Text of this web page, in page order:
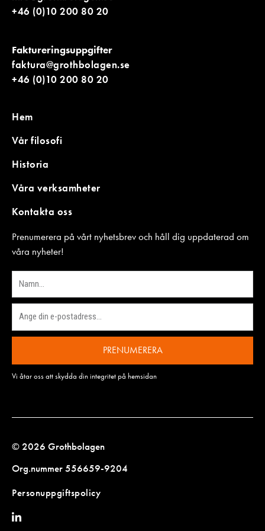
+46 (0)10 200 80 20
Faktureringsuppgifter
faktura@grothbolagen.se
+46 (0)10 200 80 20
Hem
Vår filosofi
Historia
Våra verksamheter
Kontakta oss
Prenumerera på vårt nyhetsbrev och håll dig uppdaterad om
våra nyheter!
PRENUMERERA
Vi åtar oss att skydda din integritet på hemsidan
© 2026 Grothbolagen
Org.nummer 556659-9204
Personuppgiftspolicy